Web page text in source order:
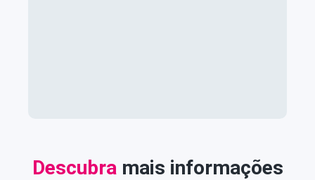
Descubra mais informações